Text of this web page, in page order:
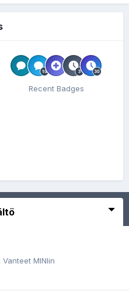
Recent Badges
Vanteet MINIin